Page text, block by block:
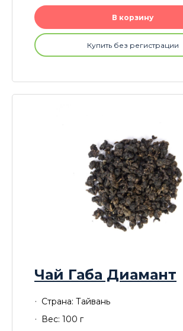
В корзину
Купить без регистрации
Чай Габа Диамант
Страна: Тайвань
Вес: 100 г